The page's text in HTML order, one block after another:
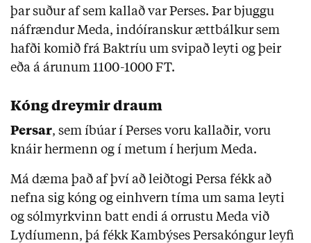
þar suður af sem kallað var Perses. Þar bjuggu
náfrændur Meda, indóíranskur ættbálkur sem
hafði komið frá Baktríu um svipað leyti og þeir
eða á árunum 1100-1000 FT.
Kóng dreymir draum
Persar, sem íbúar í Perses voru kallaðir, voru
knáir hermenn og í metum í herjum Meda.
Má dæma það af því að leiðtogi Persa fékk að
nefna sig kóng og einhvern tíma um sama leyti
og sólmyrkvinn batt endi á orrustu Meda við
Lydíumenn, þá fékk Kambýses Persakóngur leyfi